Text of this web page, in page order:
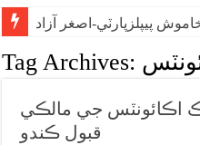
پيپلزپارٽي-اصغر آزاد
Tag Archives:
اڪائونٽس جي مالڪي
قبول ڪندو